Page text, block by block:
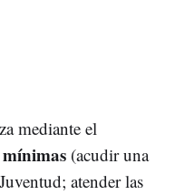
mediante el
(acudir una
atender las